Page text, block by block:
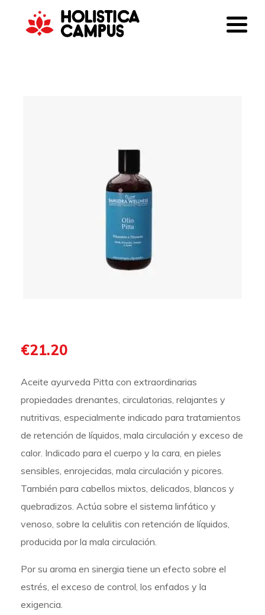
€21.20
Aceite ayurveda Pitta con extraordinarias
propiedades drenantes, circulatorias, relajantes y
nutritivas, especialmente indicado para tratamientos
de retención de líquidos, mala circulación y exceso de
calor. Indicado para el cuerpo y la cara, en pieles
sensibles, enrojecidas, mala circulación y picores.
También para cabellos mixtos, delicados, blancos y
quebradizos. Actúa sobre el sistema linfático y
venoso, sobre la celulitis con retención de líquidos,
producida por la mala circulación.
Por su aroma en sinergia tiene un efecto sobre el
estrés, el exceso de control, los enfados y la
exigencia.